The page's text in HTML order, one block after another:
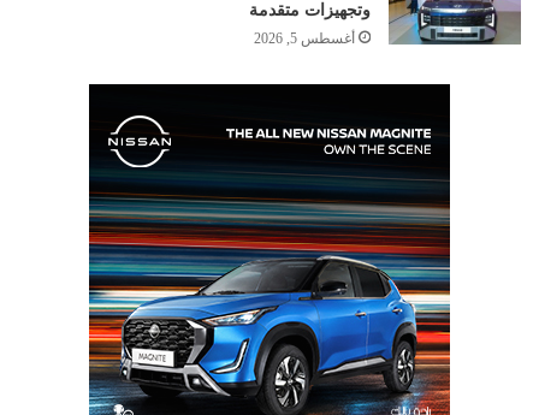
وتجهيزات متقدمة
أغسطس 5, 2026